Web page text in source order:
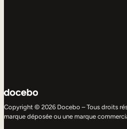
Copyright © 2026 Docebo – Tous droits
marque déposée ou une marque